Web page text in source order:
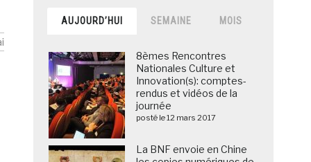
AUJOURD’HUI SEMAINE MOIS
8èmes Rencontres
Nationales Culture et
Innovation(s): comptes-
rendus et vidéos de la
journée
posté le 12 mars 2017
La BNF envoie en Chine